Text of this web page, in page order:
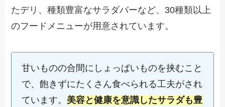
たデリ、種類豊富なサラダバーなど、30種類以上
のフードメニューが用意されています。
甘いものの合間にしょっぱいものを挟むこと
で、飽きずにたくさん食べられる工夫がされ
ています。 美容と健康を意識したサラダも豊